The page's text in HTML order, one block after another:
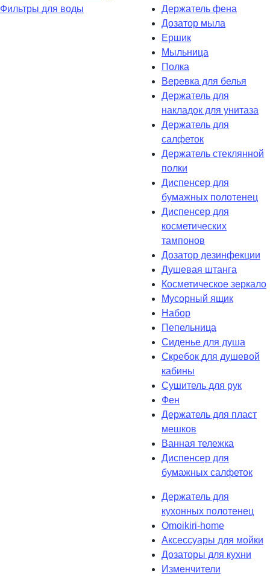
Фильтры для воды
Держатель фена
Дозатор мыла
Eршик
Мыльница
Полка
Веревка для белья
Держатель для
накладок для унитаза
Держатель для
салфеток
Держатель стеклянной
полки
Диспенсер для
бумажных полотенец
Диспенсер для
косметических
тампонов
Дозатор дезинфекции
Душевая штанга
Косметическое зеркало
Мусорный ящик
Набор
Пепельница
Сиденье для душа
Скребок для душевой
кабины
Сушитель для рук
Фен
Держатель для пласт
мешков
Ванная тележка
Диспенсер для
бумажных салфеток
Держатель для
кухонных полотенец
Omoikiri-home
Аксессуары для мойки
Дозаторы для кухни
Изменчители